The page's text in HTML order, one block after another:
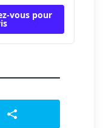
vous pour